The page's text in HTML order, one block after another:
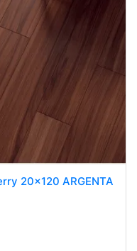
20x120 ARGENTA